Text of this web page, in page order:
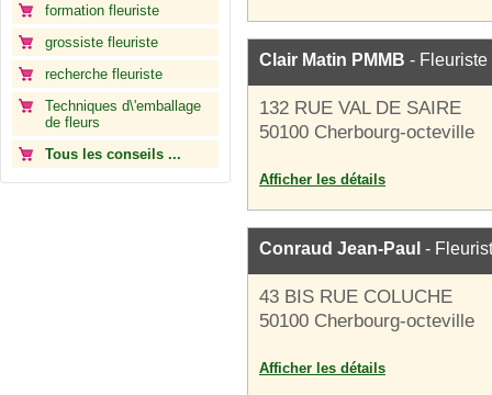
formation fleuriste
grossiste fleuriste
recherche fleuriste
Techniques d\'emballage
de fleurs
Tous les conseils ...
Clair Matin PMMB - Fleuriste
132 RUE VAL DE SAIRE
50100 Cherbourg-octeville
Afficher les détails
Conraud Jean-Paul -
43 BIS RUE COLUCHE
50100 Cherbourg-octeville
Afficher les détails